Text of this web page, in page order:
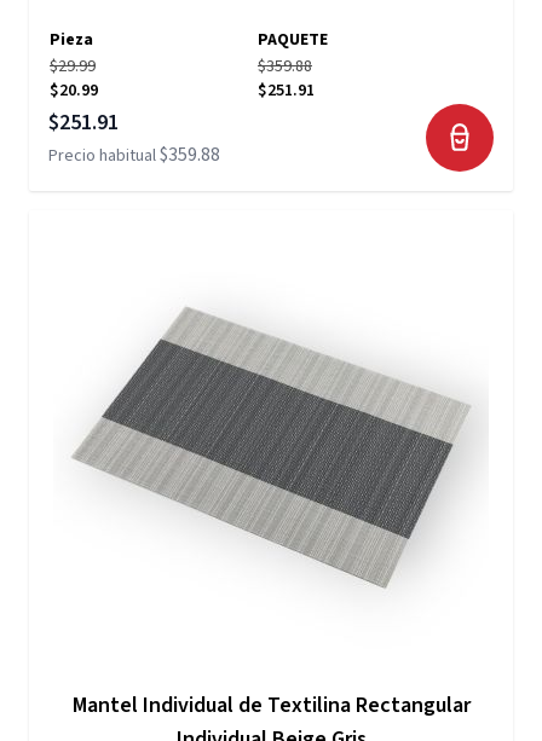
Pieza
PAQUETE
$29.99
$20.99
$359.88
$251.91
Precio especial
$251.91
Precio habitual$359.88
Mantel Individual de Textilina Rectangular